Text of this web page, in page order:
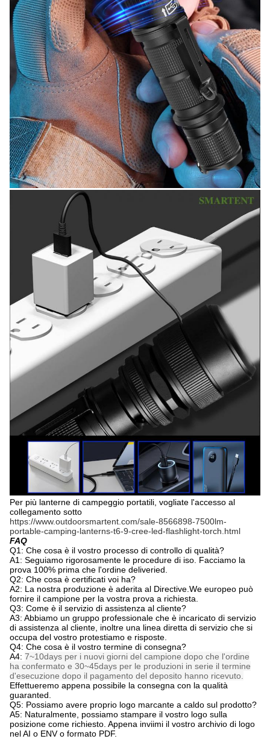
Per più lanterne di campeggio portatili, vogliate l'accesso al
collegamento sotto
https://www.outdoorsmartent.com/sale-8566898-7500lm-
portable-camping-lanterns-t6-9-cree-led-flashlight-torch.html
FAQ
Q1: Che cosa è il vostro processo di controllo di qualità?
A1: Seguiamo rigorosamente le procedure di iso. Facciamo la
prova 100% prima che l'ordine deliveried.
Q2: Che cosa è certificati voi ha?
A2: La nostra produzione è aderita al Directive.We europeo può
fornire il campione per la vostra prova a richiesta.
Q3: Come è il servizio di assistenza al cliente?
A3: Abbiamo un gruppo professionale che è incaricato di servizio
di assistenza al cliente, inoltre una linea diretta di servizio che si
occupa del vostro protestiamo e risposte.
Q4: Che cosa è il vostro termine di consegna?
A4: 7~10days per i nuovi giorni del campione dopo che l'ordine
ha confermato e 30~45days per le produzioni in serie il termine
d'esecuzione dopo il pagamento del deposito hanno ricevuto.
Effettueremo appena possibile la consegna con la qualità
guaranted.
Q5: Possiamo avere proprio logo marcante a caldo sul prodotto?
A5: Naturalmente, possiamo stampare il vostro logo sulla
posizione come richiesto. Appena inviimi il vostro archivio di logo
nel AI o ENV o formato PDF.